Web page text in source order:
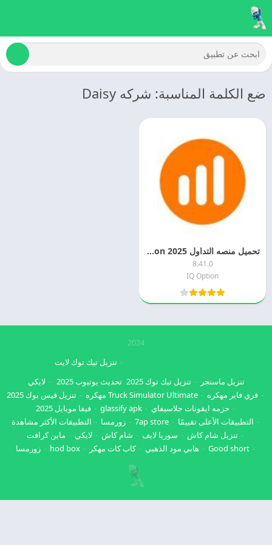
ضع الكلمة المناسبة: شركه Daisy
تحميل منصه التداول 2025 IQ Option مهكره اخر اصدار مجانا
8.41.0
IQ Option
2024
تنزيل ماسنجر تنزيل تيك توك 2025
تنزيل تيك توك لايت
تحديث يوتيوب 2025
لايكي
فري فاير مهكره
Truck Simulator Ultimate مهكره
تنزيل فيس بوك 2025
حزمه ايقونات جلاسيفاي
glassify apk
فيفا موبايل 2025
التطبيقات الأعلى تقييمًا
7ap store زورمسا
التطبيقات الأكثر مشاهدة
تنزيل شام كاش
سوريا لايف شام كاش لايكي
ماين كرافت
Good short
هابي مود الذهبي كاب كات مهكر hod box زورمسا